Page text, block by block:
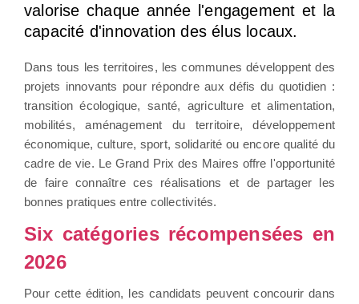
valorise chaque année l'engagement et la
capacité d'innovation des élus locaux.
Dans tous les territoires, les communes développent des
projets innovants pour répondre aux défis du quotidien :
transition écologique, santé, agriculture et alimentation,
mobilités, aménagement du territoire, développement
économique, culture, sport, solidarité ou encore qualité du
cadre de vie. Le Grand Prix des Maires offre l'opportunité
de faire connaître ces réalisations et de partager les
bonnes pratiques entre collectivités.
Six catégories récompensées en
2026
Pour cette édition, les candidats peuvent concourir dans